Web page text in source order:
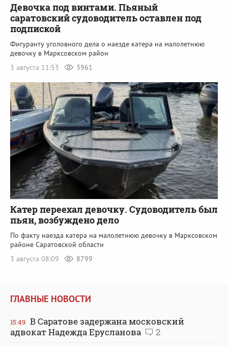
Девочка под винтами. Пьяный
саратовский судоводитель оставлен под
подпиской
Фигуранту уголовного дела о наезде катера на малолетнюю
девочку в Марксовском район
3 августа 11:53
3961
Катер переехал девочку. Судоводитель был
пьян, возбуждено дело
По факту наезда катера на малолетнюю девочку в Марксовском
районе Саратовской области
3 августа 08:09
8799
ГЛАВНЫЕ НОВОСТИ
15:49 В Саратове задержана московский
адвокат Надежда Ерусланова
2